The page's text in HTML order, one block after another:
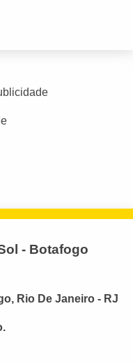
- Botafogo
Rio De Janeiro - RJ